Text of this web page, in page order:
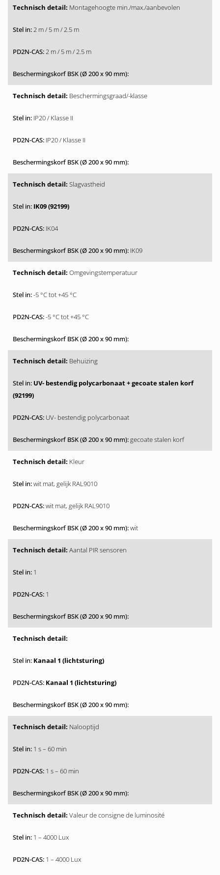
Montagehoogte min./max./aanbevolen
2 m / 5 m / 2.5 m
2 m / 5 m / 2.5 m
Beschermingsgraad/-klasse
IP20 / Klasse II
IP20 / Klasse II
Slagvastheid
IK09 (92199)
IK04
IK09
Omgevingstemperatuur
-5 °C tot +45 °C
-5 °C tot +45 °C
Behuizing
UV- bestendig polycarbonaat + gecoate stalen korf
(92199)
UV- bestendig polycarbonaat
gecoate stalen korf
Kleur
wit mat, gelijk RAL9010
wit mat, gelijk RAL9010
wit
Aantal PIR sensoren
1
1
Kanaal 1 (lichtsturing)
Kanaal 1 (lichtsturing)
Nalooptijd
1 s – 60 min
1 s – 60 min
Valeur de consigne de luminosité
1 – 4000 Lux
1 – 4000 Lux